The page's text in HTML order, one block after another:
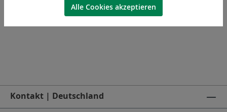
Kontakt | Deutschland
Alle Cookies akzeptieren